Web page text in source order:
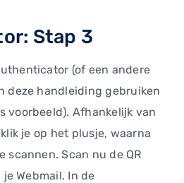
Stap 3
(of een andere
deze handleiding gebruiken
voorbeeld). Afhankelijk van
je op het plusje, waarna
scannen. Scan nu de QR
Webmail. In de